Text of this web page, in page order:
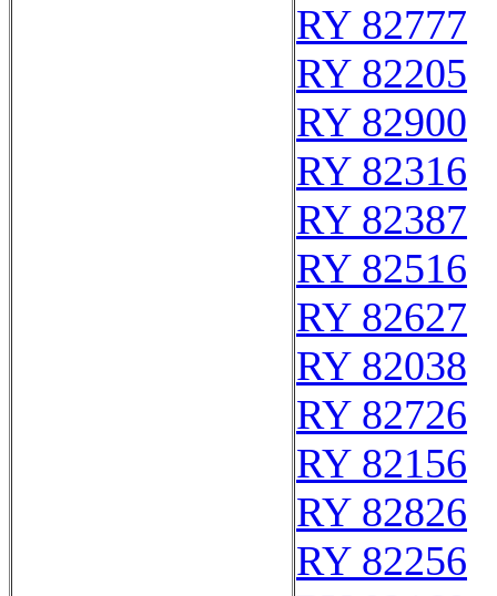
RY 82777
RY 82205
RY 82900
RY 82316
RY 82387
RY 82516
RY 82627
RY 82038
RY 82726
RY 82156
RY 82826
RY 82256